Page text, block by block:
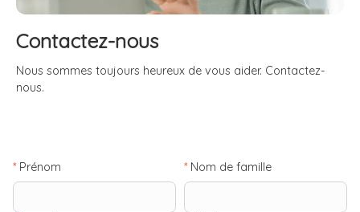
Contactez-nous
Nous sommes toujours heureux de vous aider. Contactez-
nous.
* Prénom * Nom de famille